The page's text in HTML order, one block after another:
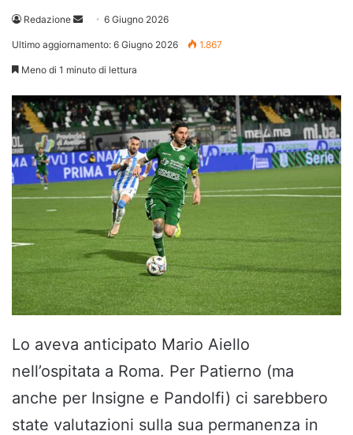
Redazione
Invia 6 Giugno 2026
Ultimo aggiornamento: 6 Giugno 2026 1.867
Meno di 1 minuto di lettura
Lo aveva anticipato Mario Aiello
nell’ospitata a Roma. Per Patierno (ma
anche per Insigne e Pandolfi) ci sarebbero
state valutazioni sulla sua permanenza in